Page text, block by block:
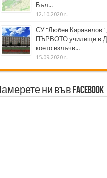
Бъл...
12.10.2020 г.
СУ "Любен Каравелов" ,
ПЪРВОТО училище в
което излъчв...
15.09.2020 г.
ни във Facebook